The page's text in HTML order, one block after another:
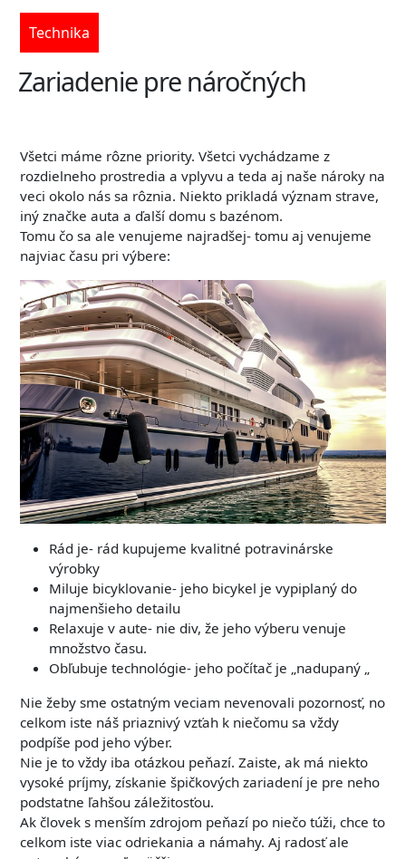
Technika
Zariadenie pre náročných
Všetci máme rôzne priority. Všetci vychádzame z
rozdielneho prostredia a vplyvu a teda aj naše nároky na
veci okolo nás sa rôznia. Niekto prikladá význam strave,
iný značke auta a ďalší domu s bazénom.
Tomu čo sa ale venujeme najradšej- tomu aj venujeme
najviac času pri výbere:
Rád je- rád kupujeme kvalitné potravinárske
výrobky
Miluje bicyklovanie- jeho bicykel je vypiplaný do
najmenšieho detailu
Relaxuje v aute- nie div, že jeho výberu venuje
množstvo času.
Obľubuje technológie- jeho počítač je „nadupaný „
Nie žeby sme ostatným veciam nevenovali pozornosť, no
celkom iste náš priaznivý vzťah k niečomu sa vždy
podpíše pod jeho výber.
Nie je to vždy iba otázkou peňazí. Zaiste, ak má niekto
vysoké príjmy, získanie špičkových zariadení je pre neho
podstatne ľahšou záležitosťou.
Ak človek s menším zdrojom peňazí po niečo túži, chce to
celkom iste viac odriekania a námahy. Aj radosť ale